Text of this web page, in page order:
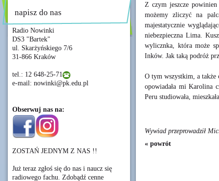
napisz do nas
Radio Nowinki
DS3 "Bartek"
ul. Skarżyńskiego 7/6
31-866 Kraków
tel.: 12 648-25-71
e-mail: nowinki@pk.edu.pl
Obserwuj nas na:
ZOSTAŃ JEDNYM Z NAS !!
Już teraz zgłoś się do nas i naucz się
radiowego fachu. Zdobądź cenne
Z czym jeszcze
możemy zliczyć na
majestatycznie
niebezpieczna Lima.
wylicznka, która może
Inków. Jak taką podróż
O tym wszystkim, a także
opowiadała mi Karolina
Peru studiowała,
Wywiad przeprowadził
« powrót